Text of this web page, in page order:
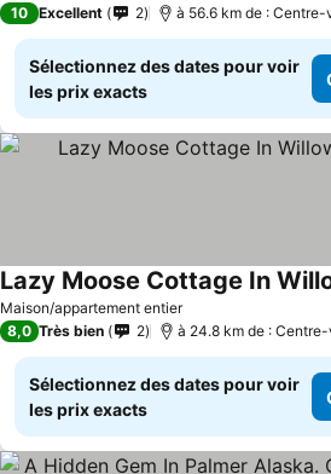
10 Excellent 2 à 56.6 km de : Centre-
Sélectionnez des dates pour voir
les prix exacts
Maison/appartement entier
8,0 Très bien 2 à 24.8 km de :
Sélectionnez des dates pour voir
les prix exacts